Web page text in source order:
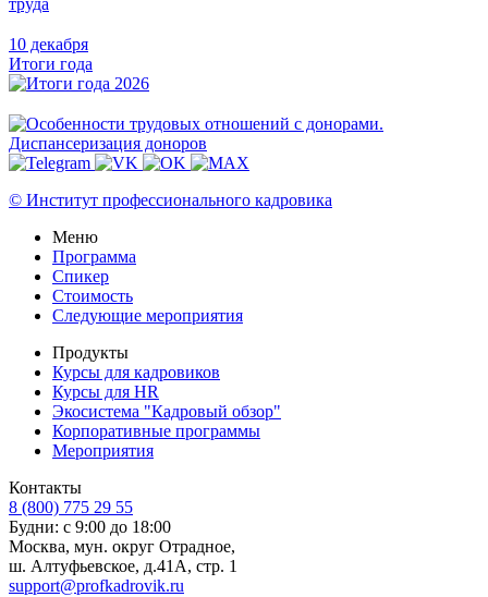
труда
10 декабря
Итоги года
© Институт профессионального кадровика
Меню
Программа
Спикер
Стоимость
Следующие мероприятия
Продукты
Курсы для кадровиков
Курсы для HR
Экосистема "Кадровый обзор"
Корпоративные программы
Мероприятия
Контакты
8 (800) 775 29 55
Будни: с 9:00 до 18:00
Москва, мун. округ Отрадное,
ш. Алтуфьевское, д.41А, стр. 1
support@profkadrovik.ru